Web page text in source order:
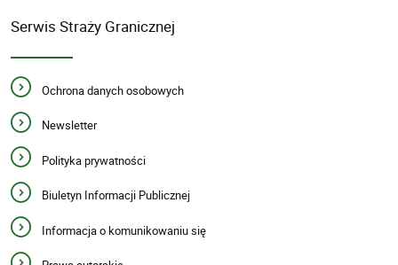
Serwis Straży Granicznej
Ochrona danych osobowych
Newsletter
Polityka prywatności
Biuletyn Informacji Publicznej
Informacja o komunikowaniu się